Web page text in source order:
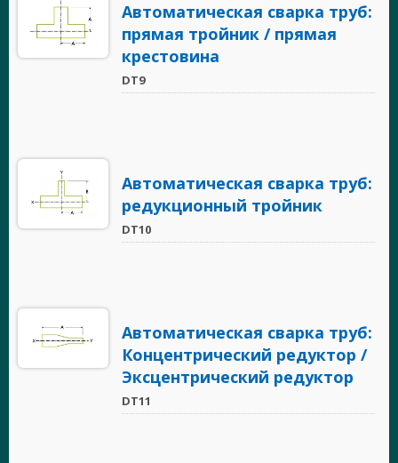
Автоматическая сварка труб:
прямая тройник / прямая
крестовина
DT9
Автоматическая сварка труб:
редукционный тройник
DT10
Автоматическая сварка труб:
Концентрический редуктор /
Эксцентрический редуктор
DT11